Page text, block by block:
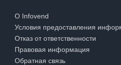
О Infovend
Условия предоставления
Отказ от ответственности
Правовая информация
Обратная связь